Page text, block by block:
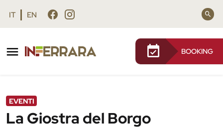
Vai al contenuto principale
Vai al footer
IT EN
BOOKING
La Giostra del Borgo
EVENTI
La Giostra del Borgo